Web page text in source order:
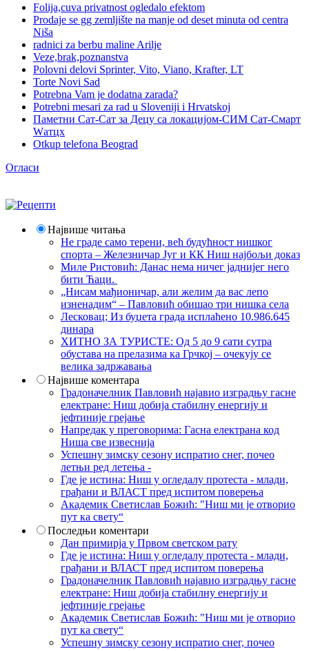
Folija,cuva privatnost ogledalo efektom
Prodaje se gg zemljište na manje od deset minuta od centra
Niša
radnici za berbu maline Arilje
Veze,brak,poznanstva
Polovni delovi Sprinter, Vito, Viano, Krafter, LT
Torte Novi Sad
Potrebna Vam je dodatna zarada?
Potrebni mesari za rad u Sloveniji i Hrvatskoj
Паметни Сат-Сат за Децу са локацијом-СИМ Сат-Смарт
Wатцх
Otkup telefona Beograd
Огласи
Највише читања
Не граде само терени, већ будућност нишког
спорта – Железничар Југ и КК Ниш најбољи доказ
Миле Ристовић: Данас нема ничег јаднијег него
бити Ћаци.
„Нисам мађионичар, али желим да вас лепо
изненадим“ – Павловић обишао три нишка села
Лесковац; Из буџета града исплаћено 10.986.645
динара
ХИТНО ЗА ТУРИСТЕ: Од 5 до 9 сати сутра
обустава на прелазима ка Грчкој – очекују се
велика задржавања
Највише коментара
Градоначелник Павловић најавио изградњу гасне
електране: Ниш добија стабилну енергију и
јефтиније грејање
Напредак у преговорима: Гасна електрана код
Ниша све извеснија
Успешну зимску сезону испратио снег, почео
летњи ред летења -
Где је истина: Ниш у огледалу протеста - млади,
грађани и ВЛАСТ пред испитом поверења
Академик Светислав Божић: "Ниш ми је отворио
пут ка свету“
Последњи коментари
Дан примирја у Првом светском рату
Где је истина: Ниш у огледалу протеста - млади,
грађани и ВЛАСТ пред испитом поверења
Градоначелник Павловић најавио изградњу гасне
електране: Ниш добија стабилну енергију и
јефтиније грејање
Академик Светислав Божић: "Ниш ми је отворио
пут ка свету“
Успешну зимску сезону испратио снег, почео